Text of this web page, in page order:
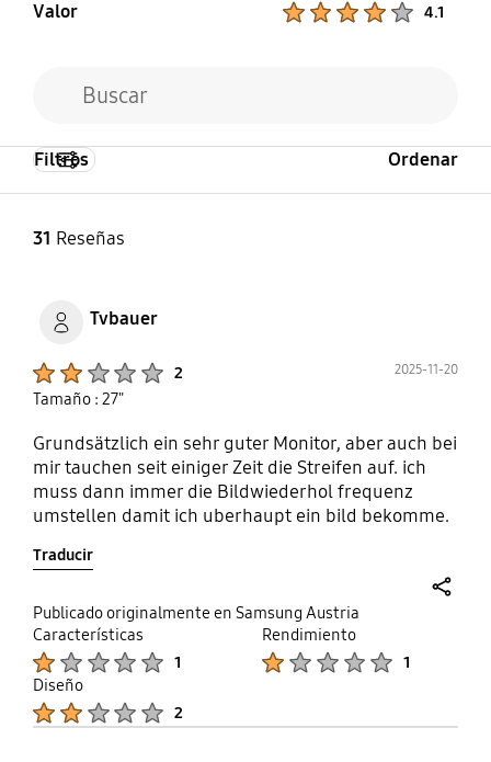
Valor 4.1
31 Reseñas
Filtros Ordenar
Tvbauer
2 2025-11-20
Tamaño : 27"
Grundsätzlich ein sehr guter Monitor, aber auch bei
mir tauchen seit einiger Zeit die Streifen auf. ich
muss dann immer die Bildwiederhol frequenz
umstellen damit ich uberhaupt ein bild bekomme.
mehr. Habe aktuell die Grafikkarte von einer 3070
ti zu einer 5070 ti gewechselt, hat sich aber nichts
geändert so das es auf jeden fall am Monitor liegt.
Traducir
Publicado originalmente en Samsung Austria
Características
1
Rendimiento
1
Diseño
2